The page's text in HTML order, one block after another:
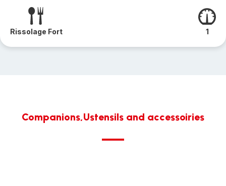
Rissolage Fort 1
Companions,Ustensils and accessoiries